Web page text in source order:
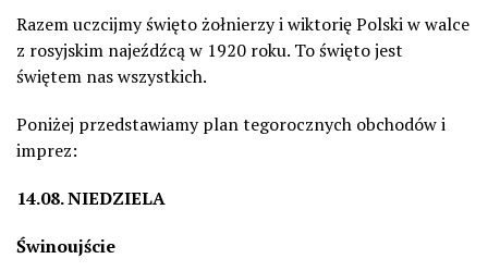
Razem uczcijmy święto żołnierzy i wiktorię Polski w walce
z rosyjskim najeźdźcą w 1920 roku. To święto jest
świętem nas wszystkich.
Poniżej przedstawiamy plan tegorocznych obchodów i
imprez:
14.08. NIEDZIELA
Świnoujście